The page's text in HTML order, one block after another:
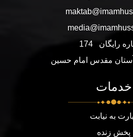
رایگان
174
مقدس امام حسین
خدمات
به نیابت
پخش زنده